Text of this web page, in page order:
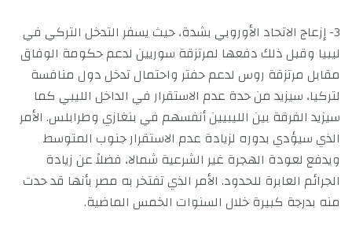
3- إزعاج الاتحاد الأوروبي بشدة، حيث يسفر التدخل التركي في
ليبيا وقبل ذلك دفعها لمرتزقة سوريين لدعم حكومة الوفاق
مقابل مرتزقة روس لدعم حفتر واحتمال تدخل دول منافسة
لتركيا، سيزيد من حدة عدم الاستقرار في الداخل الليبي كما
سيزيد الفرقة بين الليبيين أنفسهم في بنغازي وطرابلس. الأمر
الذي سيؤدي بدوره لزيادة عدم الاستقرار جنوب المتوسط
ويدفع لعودة الهجرة غير الشرعية شمالا، فضلاً عن زيادة
الجرائم العابرة للحدود. الأمر الذي تفتخر به مصر بأنها قد حدت
منه بدرجة كبيرة خلال السنوات الخمس الماضية.